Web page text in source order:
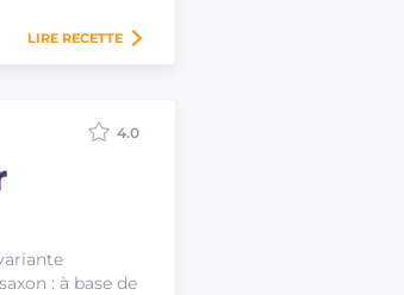
LIRE RECETTE
: à base de
4.0